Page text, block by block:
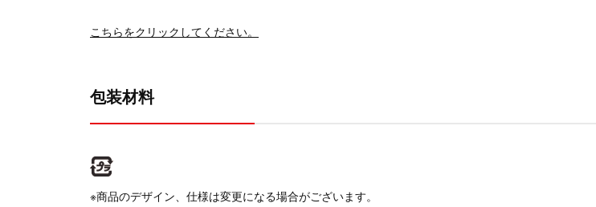
こちらをクリックしてください。
包装材料
※商品のデザイン、仕様は変更になる場合がございます。